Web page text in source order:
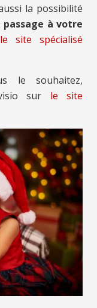
la possibilité
à votre
le site spécialisé
le souhaitez,
sur le site